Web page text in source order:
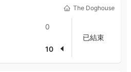
The Doghouse
0
10
已結束